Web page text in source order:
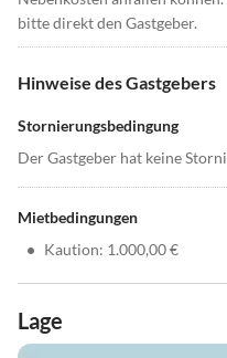
bitte direkt den Gastgeber.
Hinweise des Gastgebers
Stornierungsbedingung
Der Gastgeber hat keine
Mietbedingungen
• Kaution: 1.000,00 €
Lage